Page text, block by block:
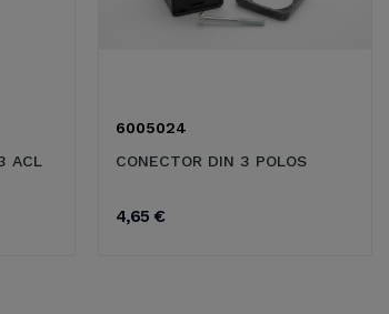
ACL
6005024
CONECTOR DIN 3 POLOS
4,65 €